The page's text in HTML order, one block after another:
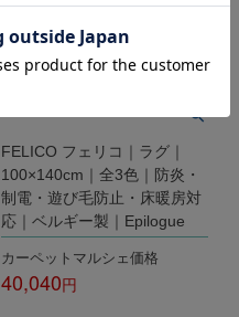
FELICO フェリコ｜ラグ｜
100×140cm｜全3色｜防炎・
制電・遊び毛防止・床暖房対
応｜ベルギー製｜Epilogue
カーペットマルシェ価格
40,040